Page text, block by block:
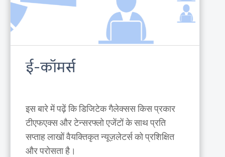
ई-कॉमर्स
इस बारे में पढ़ें कि डिजिटेक गैलेक्सस किस प्रकार
टीएफएक्स और टेन्सरफ्लो एजेंटों के साथ प्रति
सप्ताह लाखों वैयक्तिकृत न्यूज़लेटर्स को प्रशिक्षित
और परोसता है।